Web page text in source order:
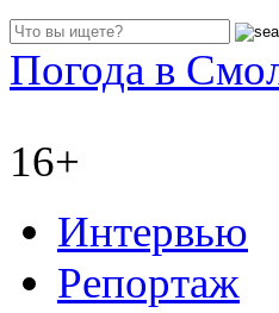
Погода в
16+
Интервью
Репортаж